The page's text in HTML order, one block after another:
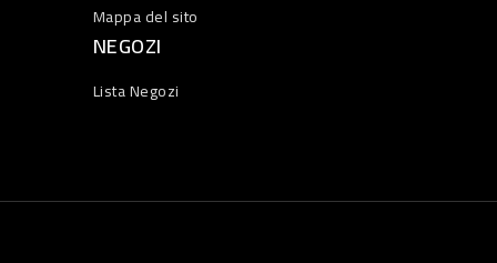
Mappa del sito
NEGOZI
Lista Negozi